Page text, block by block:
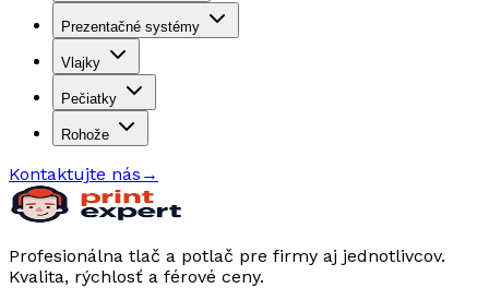
Prezentačné systémy
Vlajky
Pečiatky
Rohože
Kontaktujte nás →
Profesionálna tlač a potlač pre firmy aj jednotlivcov.
Kvalita, rýchlosť a férové ceny.